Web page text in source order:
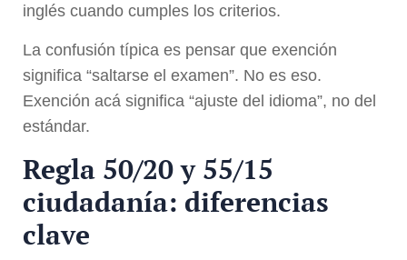
inglés cuando cumples los criterios.
La confusión típica es pensar que exención
significa “saltarse el examen”. No es eso.
Exención acá significa “ajuste del idioma”, no del
estándar.
Regla 50/20 y 55/15
ciudadanía: diferencias
clave